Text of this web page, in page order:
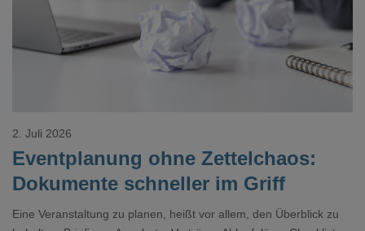
Eventplanung ohne Zettelchaos:
Dokumente schneller im Griff
2. Juli 2026
Eine Veranstaltung zu planen, heißt vor allem, den Überblick zu